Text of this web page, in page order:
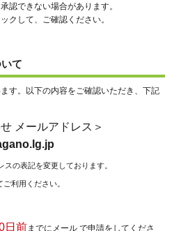
認できない場合があります。
クして、ご確認ください。
て
す。以下の内容をご確認いただき、下記
メールアドレス＞
の表記を変更しております。
ご利用ください。
日前までにメール で申請をしてくださ